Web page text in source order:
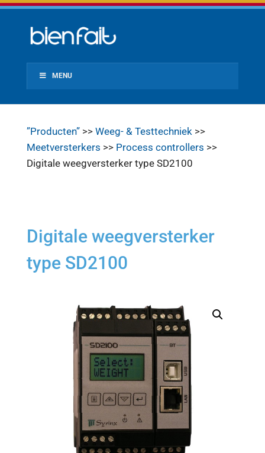
MENU
”Producten”>> Weeg- & Testtechniek>>
Meetversterkers >> Process controllers >>
Digitale weegversterker type SD2100
Digitale weegversterker
type SD2100